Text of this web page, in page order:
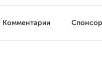
Комментарии